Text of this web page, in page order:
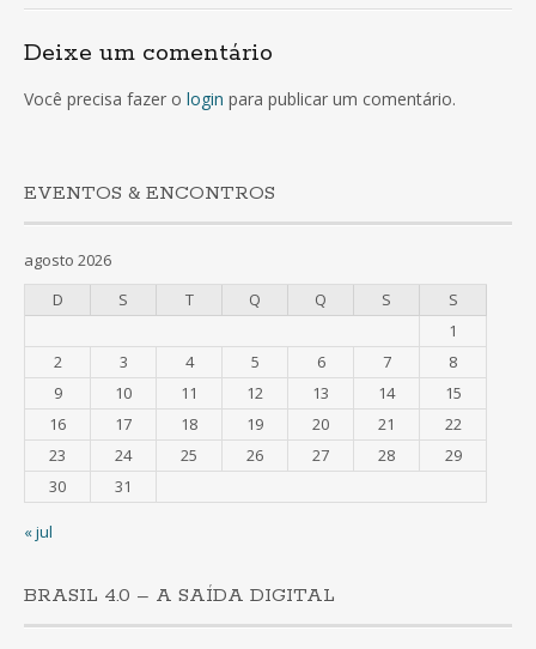
de
artigos
Deixe um comentário
Você precisa fazer o login para publicar um comentário.
EVENTOS & ENCONTROS
agosto 2026
D
S T Q Q S
S
1
2
3 4 5 6 7
8
9
10 11 12 13 14
15
16
17 18 19 20 21
22
23
24 25 26 27 28
29
30
31
« jul
BRASIL 4.0 – A SAÍDA DIGITAL